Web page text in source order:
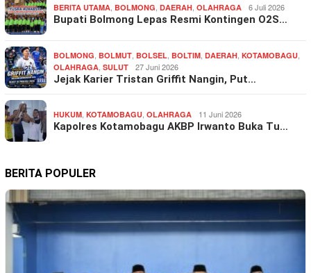
BERITA UTAMA BOLMONG DAERAH OLAHRAGA 6 Juli 2026
Bupati Bolmong Lepas Resmi Kontingen O2S…
BOLMONG BOLMUT BOLSEL BOLTIM DAERAH KOTAMOBAGU
OLAHRAGA SULUT 27 Juni 2026
Jejak Karier Tristan Griffit Nangin, Put…
HUKUM KOTAMOBAGU OLAHRAGA 11 Juni 2026
Kapolres Kotamobagu AKBP Irwanto Buka Tu…
BERITA POPULER